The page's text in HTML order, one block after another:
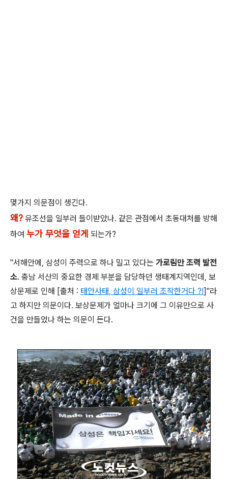
몇가지 의문점이 생긴다.
왜? 유조선을 일부러 들이받았나. 같은 관점에서 초동대처를 방해
하여 누가 무엇을 얻게 되는가?
"서해안에, 삼성이 주력으로 하나 밀고 있다는 가로림만 조력 발전
소. 충남 서산의 중요한 경제 부분을 담당하던 생태계지역인데, 보
상문제로 인해 [출처 : 태안사태, 삼성이 일부러 조작한거다 ?!]"라
고 하지만 의문이다. 보상문제가 얼마나 크기에 그 이유만으로 사
건을 만들었나 하는 의문이 든다.